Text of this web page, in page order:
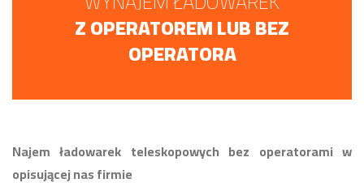
Z OPERATOREM LUB BEZ
OPERATORA
Najem ładowarek teleskopowych bez operatorami w
opisującej nas firmie